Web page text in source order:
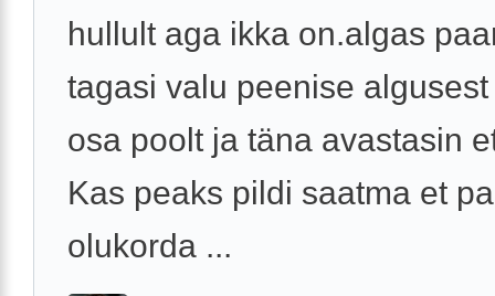
hullult aga ikka on.algas
tagasi valu peenise
osa poolt ja täna avastasin
Kas peaks pildi saatma et
olukorda ...